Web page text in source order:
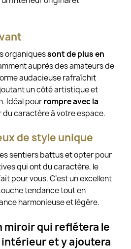
organiquessont de plus en
auprès des amateurs de
audacieuse rafraîchit
un côté artistique et
Idéal pourrompre avec la
du caractère à votre espace.
de style unique
sentiers battus et opter pour
qui ont du caractère, le
pour vous. C’est un excellent
tendance tout en
harmonieuse et légère.
miroir qui reflétera le
et y ajoutera